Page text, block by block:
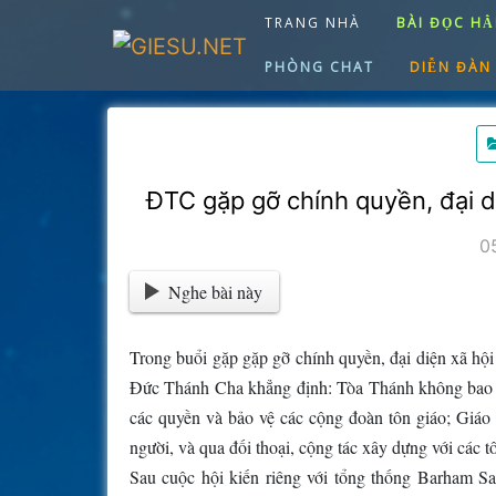
TRANG NHÀ BÀI ĐỌC
PHÒNG CHAT DIỄN ĐÀN
ĐTC gặp gỡ chính quyền, đại
Nghe bài này
Trong buổi gặp gặp gỡ chính quyền, đại diện xã
Đức Thánh Cha khẳng định: Tòa Thánh không
các quyền và bảo vệ các cộng đoàn tôn giáo;
người, và qua đối thoại, cộng tác xây dựng với các
Sau cuộc hội kiến riêng với tổng thống Barham